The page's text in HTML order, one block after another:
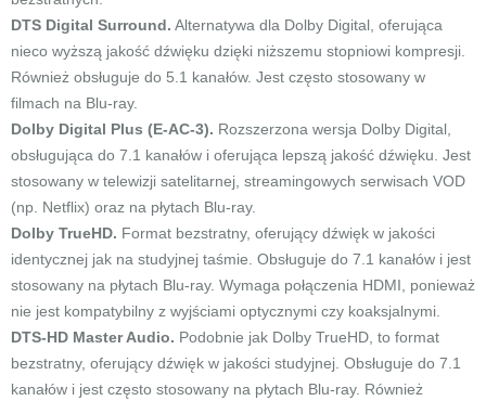
DTS Digital Surround. Alternatywa dla Dolby Digital, oferująca
nieco wyższą jakość dźwięku dzięki niższemu stopniowi kompresji.
Również obsługuje do 5.1 kanałów. Jest często stosowany w
filmach na Blu-ray.
Dolby Digital Plus (E-AC-3). Rozszerzona wersja Dolby Digital,
obsługująca do 7.1 kanałów i oferująca lepszą jakość dźwięku. Jest
stosowany w telewizji satelitarnej, streamingowych serwisach VOD
(np. Netflix) oraz na płytach Blu-ray.
Dolby TrueHD. Format bezstratny, oferujący dźwięk w jakości
identycznej jak na studyjnej taśmie. Obsługuje do 7.1 kanałów i jest
stosowany na płytach Blu-ray. Wymaga połączenia HDMI, ponieważ
nie jest kompatybilny z wyjściami optycznymi czy koaksjalnymi.
DTS-HD Master Audio. Podobnie jak Dolby TrueHD, to format
bezstratny, oferujący dźwięk w jakości studyjnej. Obsługuje do 7.1
kanałów i jest często stosowany na płytach Blu-ray. Również